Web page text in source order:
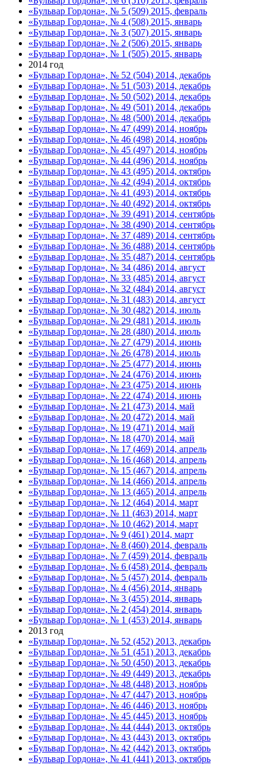
«Бульвар Гордона», № 5 (509) 2015, февраль
«Бульвар Гордона», № 4 (508) 2015, январь
«Бульвар Гордона», № 3 (507) 2015, январь
«Бульвар Гордона», № 2 (506) 2015, январь
«Бульвар Гордона», № 1 (505) 2015, январь
2014 год
«Бульвар Гордона», № 52 (504) 2014, декабрь
«Бульвар Гордона», № 51 (503) 2014, декабрь
«Бульвар Гордона», № 50 (502) 2014, декабрь
«Бульвар Гордона», № 49 (501) 2014, декабрь
«Бульвар Гордона», № 48 (500) 2014, декабрь
«Бульвар Гордона», № 47 (499) 2014, ноябрь
«Бульвар Гордона», № 46 (498) 2014, ноябрь
«Бульвар Гордона», № 45 (497) 2014, ноябрь
«Бульвар Гордона», № 44 (496) 2014, ноябрь
«Бульвар Гордона», № 43 (495) 2014, октябрь
«Бульвар Гордона», № 42 (494) 2014, октябрь
«Бульвар Гордона», № 41 (493) 2014, октябрь
«Бульвар Гордона», № 40 (492) 2014, октябрь
«Бульвар Гордона», № 39 (491) 2014, сентябрь
«Бульвар Гордона», № 38 (490) 2014, сентябрь
«Бульвар Гордона», № 37 (489) 2014, сентябрь
«Бульвар Гордона», № 36 (488) 2014, сентябрь
«Бульвар Гордона», № 35 (487) 2014, сентябрь
«Бульвар Гордона», № 34 (486) 2014, август
«Бульвар Гордона», № 33 (485) 2014, август
«Бульвар Гордона», № 32 (484) 2014, август
«Бульвар Гордона», № 31 (483) 2014, август
«Бульвар Гордона», № 30 (482) 2014, июль
«Бульвар Гордона», № 29 (481) 2014, июль
«Бульвар Гордона», № 28 (480) 2014, июль
«Бульвар Гордона», № 27 (479) 2014, июнь
«Бульвар Гордона», № 26 (478) 2014, июль
«Бульвар Гордона», № 25 (477) 2014, июнь
«Бульвар Гордона», № 24 (476) 2014, июнь
«Бульвар Гордона», № 23 (475) 2014, июнь
«Бульвар Гордона», № 22 (474) 2014, июнь
«Бульвар Гордона», № 21 (473) 2014, май
«Бульвар Гордона», № 20 (472) 2014, май
«Бульвар Гордона», № 19 (471) 2014, май
«Бульвар Гордона», № 18 (470) 2014, май
«Бульвар Гордона», № 17 (469) 2014, апрель
«Бульвар Гордона», № 16 (468) 2014, апрель
«Бульвар Гордона», № 15 (467) 2014, апрель
«Бульвар Гордона», № 14 (466) 2014, апрель
«Бульвар Гордона», № 13 (465) 2014, апрель
«Бульвар Гордона», № 12 (464) 2014, март
«Бульвар Гордона», № 11 (463) 2014, март
«Бульвар Гордона», № 10 (462) 2014, март
«Бульвар Гордона», № 9 (461) 2014, март
«Бульвар Гордона», № 8 (460) 2014, февраль
«Бульвар Гордона», № 7 (459) 2014, февраль
«Бульвар Гордона», № 6 (458) 2014, февраль
«Бульвар Гордона», № 5 (457) 2014, февраль
«Бульвар Гордона», № 4 (456) 2014, январь
«Бульвар Гордона», № 3 (455) 2014, январь
«Бульвар Гордона», № 2 (454) 2014, январь
«Бульвар Гордона», № 1 (453) 2014, январь
2013 год
«Бульвар Гордона», № 52 (452) 2013, декабрь
«Бульвар Гордона», № 51 (451) 2013, декабрь
«Бульвар Гордона», № 50 (450) 2013, декабрь
«Бульвар Гордона», № 49 (449) 2013, декабрь
«Бульвар Гордона», № 48 (448) 2013, ноябрь
«Бульвар Гордона», № 47 (447) 2013, ноябрь
«Бульвар Гордона», № 46 (446) 2013, ноябрь
«Бульвар Гордона», № 45 (445) 2013, ноябрь
«Бульвар Гордона», № 44 (444) 2013, октябрь
«Бульвар Гордона», № 43 (443) 2013, октябрь
«Бульвар Гордона», № 42 (442) 2013, октябрь
«Бульвар Гордона», № 41 (441) 2013, октябрь